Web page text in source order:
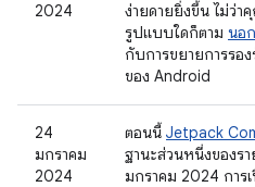
2024
ง่ายดายยิ่งขึ้น ไม่ว่
รูปแบบใดก็ตาม นอ
กับการขยายการรอ
ของ Android
24
มกราคม
2024
ตอนนี้ Jetpack
ฐานะส่วนหนึ่งของร
มกราคม 2024 การ